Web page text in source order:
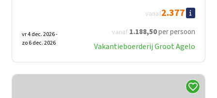
vanaf 1.188,50per persoon
vanaf2.377
vr 4 dec. 2026 -
zo 6 dec. 2026
Vakantieboerderij Groot Agelo